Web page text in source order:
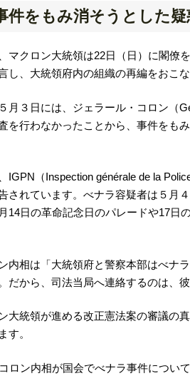
件をもみ消そうとした
マクロン大統領は22日（日）に閣僚
し、大統領府内の組織の再編をおこ
月３日には、ジェラール・コロン（
を行わなかったことから、事件をも
IGPN（Inspection générale de la
されています。べナラ容疑者は５月
14日の革命記念日のパレードや17日
内相は「大統領府と警察本部はべナ
だから、司法当局へ連絡するのは、
大統領が進める改正憲法案の審議の
す。
ロン内相が国会でべナラ事件につい